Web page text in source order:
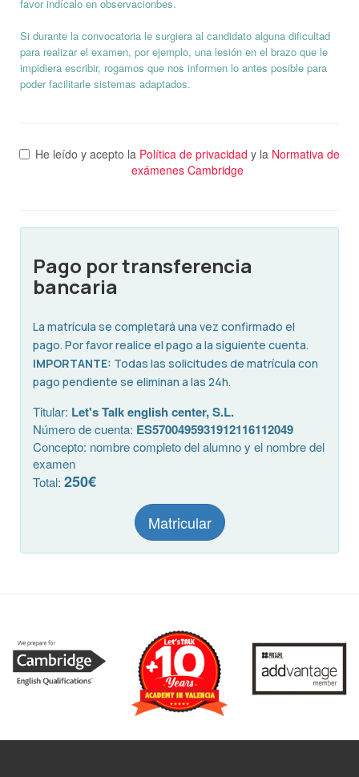
favor indícalo en observacionbes.
Si durante la convocatoria le surgiera al candidato alguna dificultad
para realizar el examen, por ejemplo, una lesión en el brazo que le
impidiera escribir, rogamos que nos informen lo antes posible para
poder facilitarle sistemas adaptados.
He leído y acepto la Política de privacidad y la Normativa de
exámenes Cambridge
Pago por transferencia
bancaria
La matrícula se completará una vez confirmado el
pago. Por favor realice el pago a la siguiente cuenta.
IMPORTANTE: Todas las solicitudes de matrícula con
pago pendiente se eliminan a las 24h.
Titular: Let's Talk english center, S.L.
Número de cuenta: ES5700495931912116112049
Concepto: nombre completo del alumno y el nombre del
examen
Total: 250€
Matricular